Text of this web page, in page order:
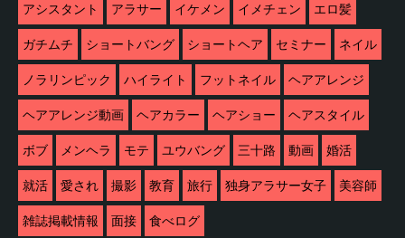
アシスタント アラサー イケメン イメチェン エロ髪
ガチムチ ショートバング ショートヘア セミナー ネイル
ノラリンピック ハイライト フットネイル ヘアアレンジ
ヘアアレンジ動画 ヘアカラー ヘアショー ヘアスタイル
ボブ メンヘラ モテ ユウバング 三十路 動画 婚活
就活 愛され 撮影 教育 旅行 独身アラサー女子 美容師
雑誌掲載情報 面接 食べログ